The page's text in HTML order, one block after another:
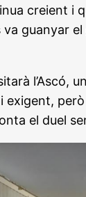
creient i
guanyar el
l’Ascó,
el duel